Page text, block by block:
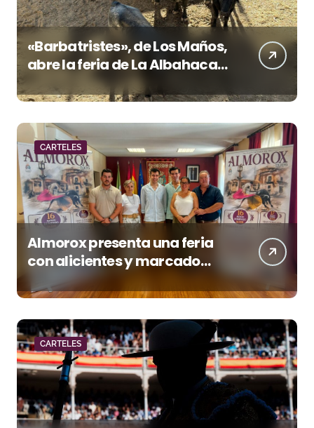
«Barbatristes», de Los Maños,
abre la feria de La Albahaca
de Huesca
CARTELES
Almorox presenta una feria
con alicientes y marcado
acento torista
CARTELES